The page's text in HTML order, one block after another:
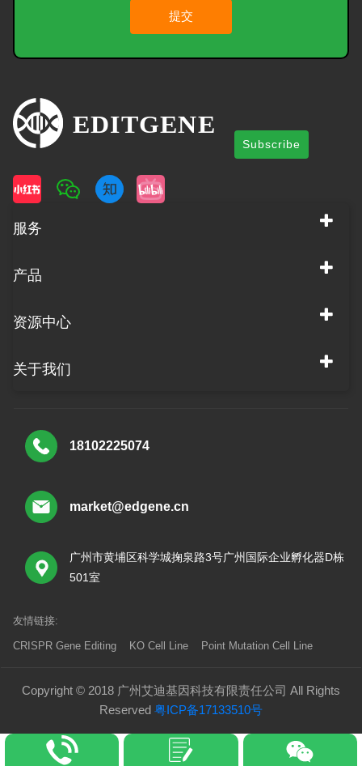
提交
Subscribe
服务
产品
资源中心
关于我们
18102225074
market@edgene.cn
广州市黄埔区科学城掬泉路3号广州国际企业孵化器D栋
501室
友情链接:
CRISPR Gene Editing KO Cell Line Point Mutation Cell Line
Copyright © 2018 广州艾迪基因科技有限责任公司 All Rights
Reserved 粤ICP备17133510号